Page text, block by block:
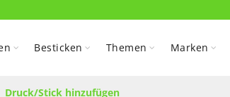
Besticken Themen Marken
Druck/Stick hinzufügen